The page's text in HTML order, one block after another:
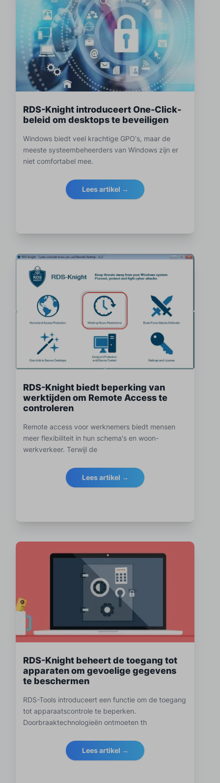
RDS-Knight introduceert One-Click-
beleid om desktops te beveiligen
Windows biedt veel krachtige GPO's, maar de
meeste systeembeheerders van Windows zijn er
niet comfortabel mee.
Lees artikel →
RDS-Knight biedt beperking van
werktijden om Remote Access te
controleren
Remote access voor werknemers biedt mensen
meer flexibiliteit in hun schema's en woon-
werkverkeer. Terwijl de
Lees artikel →
RDS-Knight beheert de toegang tot
apparaten om gevoelige gegevens
te beschermen
RDS-Tools introduceert een functie om de toegang
tot apparaatscontrole te beperken.
Doorbraaktechnologieën ontmoeten th
Lees artikel →